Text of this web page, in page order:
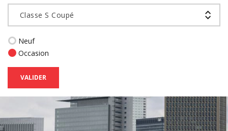
Classe S Coupé
Neuf
Occasion
VALIDER